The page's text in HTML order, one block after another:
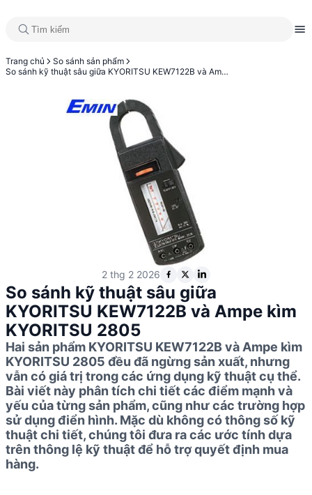
Trang chủ
So sánh sản phẩm
So sánh kỹ thuật sâu giữa KYORITSU KEW7122B và Ampe kìm KYORITSU 2805
2 thg 2 2026
So sánh kỹ thuật sâu giữa
KYORITSU KEW7122B và Ampe kìm
KYORITSU 2805
Hai sản phẩm KYORITSU KEW7122B và Ampe kìm
KYORITSU 2805 đều đã ngừng sản xuất, nhưng
vẫn có giá trị trong các ứng dụng kỹ thuật cụ thể.
Bài viết này phân tích chi tiết các điểm mạnh và
yếu của từng sản phẩm, cũng như các trường hợp
sử dụng điển hình. Mặc dù không có thông số kỹ
thuật chi tiết, chúng tôi đưa ra các ước tính dựa
trên thông lệ kỹ thuật để hỗ trợ quyết định mua
hàng.